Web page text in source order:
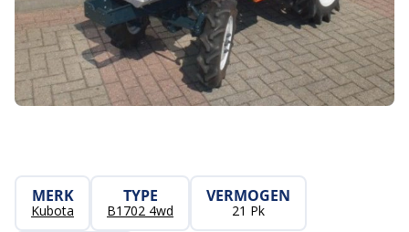
MERK
Kubota
TYPE
B1702 4wd
VERMOGEN
21 Pk